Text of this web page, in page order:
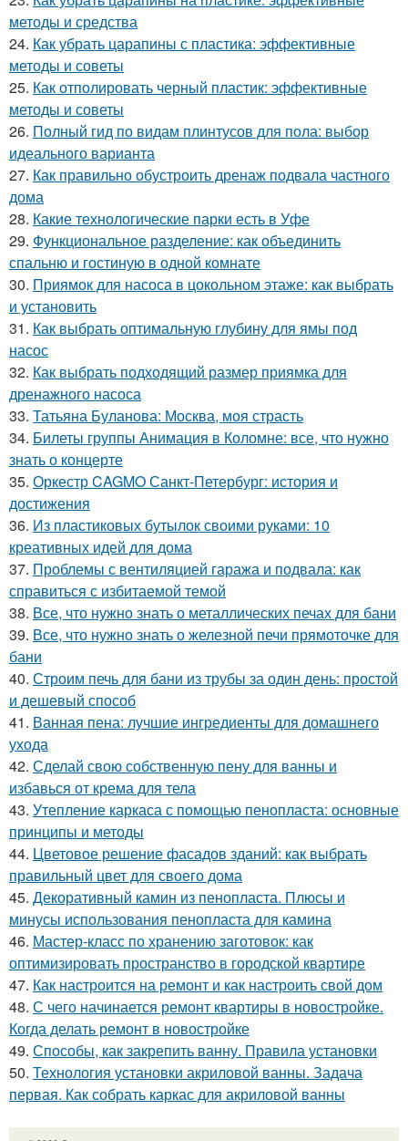
методы и средства
24. Как убрать царапины с пластика: эффективные
методы и советы
25. Как отполировать черный пластик: эффективные
методы и советы
26. Полный гид по видам плинтусов для пола: выбор
идеального варианта
27. Как правильно обустроить дренаж подвала частного
дома
28. Какие технологические парки есть в Уфе
29. Функциональное разделение: как объединить
спальню и гостиную в одной комнате
30. Приямок для насоса в цокольном этаже: как выбрать
и установить
31. Как выбрать оптимальную глубину для ямы под
насос
32. Как выбрать подходящий размер приямка для
дренажного насоса
33. Татьяна Буланова: Москва, моя страсть
34. Билеты группы Анимация в Коломне: все, что нужно
знать о концерте
35. Оркестр CAGMO Санкт-Петербург: история и
достижения
36. Из пластиковых бутылок своими руками: 10
креативных идей для дома
37. Проблемы с вентиляцией гаража и подвала: как
справиться с избитаемой темой
38. Все, что нужно знать о металлических печах для бани
39. Все, что нужно знать о железной печи прямоточке для
бани
40. Строим печь для бани из трубы за один день: простой
и дешевый способ
41. Ванная пена: лучшие ингредиенты для домашнего
ухода
42. Сделай свою собственную пену для ванны и
избавься от крема для тела
43. Утепление каркаса с помощью пенопласта: основные
принципы и методы
44. Цветовое решение фасадов зданий: как выбрать
правильный цвет для своего дома
45. Декоративный камин из пенопласта. Плюсы и
минусы использования пенопласта для камина
46. Мастер-класс по хранению заготовок: как
оптимизировать пространство в городской квартире
47. Как настроится на ремонт и как настроить свой дом
48. С чего начинается ремонт квартиры в новостройке.
Когда делать ремонт в новостройке
49. Способы, как закрепить ванну. Правила установки
50. Технология установки акриловой ванны. Задача
первая. Как собрать каркас для акриловой ванны